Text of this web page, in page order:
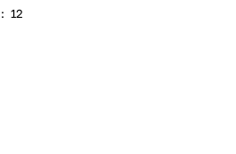
: 12